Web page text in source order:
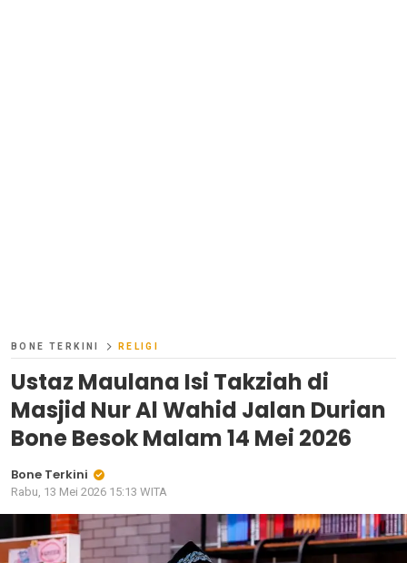
BONE TERKINI RELIGI
Ustaz Maulana Isi Takziah di
Masjid Nur Al Wahid Jalan Durian
Bone Besok Malam 14 Mei 2026
Bone Terkini
Rabu, 13 Mei 2026 15:13 WITA